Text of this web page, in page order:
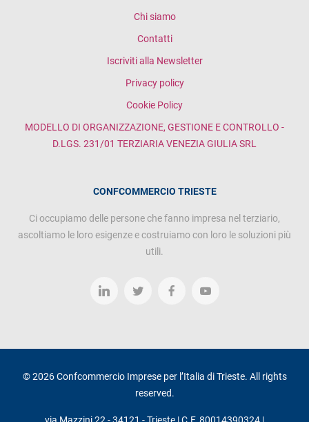
Chi siamo
Contatti
Iscriviti alla Newsletter
Privacy policy
Cookie Policy
MODELLO DI ORGANIZZAZIONE, GESTIONE E CONTROLLO -
D.LGS. 231/01 TERZIARIA VENEZIA GIULIA SRL
CONFCOMMERCIO TRIESTE
Ci occupiamo delle persone che fanno impresa nel terziario,
ascoltiamo le loro esigenze e costruiamo con loro le soluzioni più
utili.
© 2026 Confcommercio Imprese per l’Italia di Trieste. All rights
reserved.